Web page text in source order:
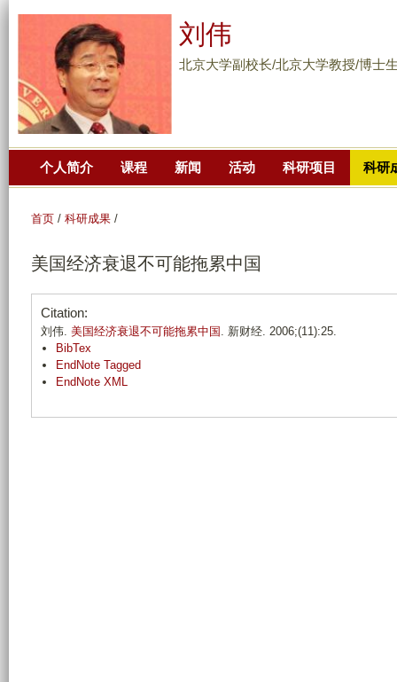
到
主
要
刘伟
北京大学副校长/北京大学教授/博士
个人简介 课程 新闻 活动 科研项目 科研
首页 / 科研成果 /
美国经济衰退不可能拖累中国
Citation:
刘伟. 美国经济衰退不可能拖累中国 . 新财经. 2006;(11):25.
BibTex
EndNote Tagged
EndNote XML